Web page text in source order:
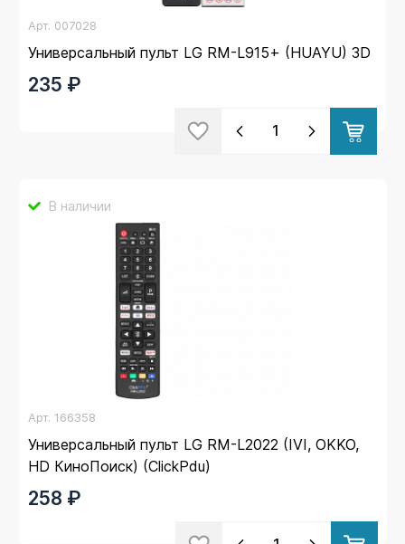
Арт. 007028
Универсальный пульт LG RM-L915+ (HUAYU) 3D
235 ₽
В наличии
Арт. 166358
Универсальный пульт LG RM-L2022 (IVI, OKKO,
HD КиноПоиск) (ClickPdu)
258 ₽